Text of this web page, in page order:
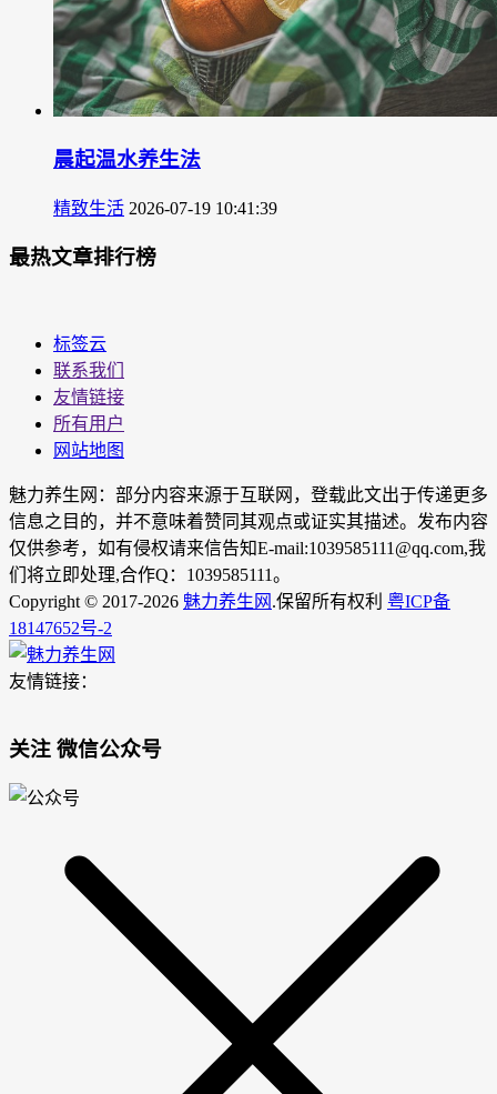
晨起温水养生法
精致生活 2026-07-19 10:41:39
最热文章排行榜
标签云
联系我们
友情链接
所有用户
网站地图
魅力养生网：部分内容来源于互联网，登载此文出于传递更多
信息之目的，并不意味着赞同其观点或证实其描述。发布内容
仅供参考，如有侵权请来信告知E-mail:1039585111@qq.com,我
们将立即处理,合作Q：1039585111。
Copyright © 2017-2026 魅力养生网 .保留所有权利 粤ICP备
18147652号-2
友情链接：
关注 微信公众号